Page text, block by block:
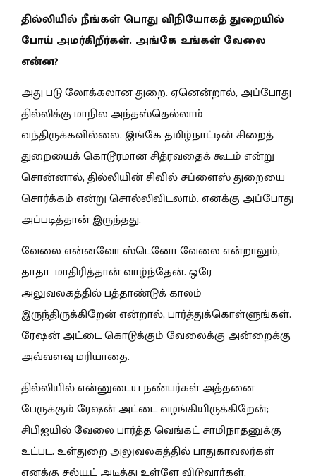
தில்லியில் நீங்கள் பொது விநியோகத் துறையில்
போய் அமர்கிறீர்கள். அங்கே உங்கள் வேலை
என்ன?
அது படு லோக்கலான துறை. ஏனென்றால், அப்போது
தில்லிக்கு மாநில அந்தஸ்தெல்லாம்
வந்திருக்கவில்லை. இங்கே தமிழ்நாட்டின் சிறைத்
துறையைக் கொடூரமான சித்ரவதைக் கூடம் என்று
சொன்னால், தில்லியின் சிவில் சப்ளைஸ் துறையை
சொர்க்கம் என்று சொல்லிவிடலாம். எனக்கு அப்போது
அப்படித்தான் இருந்தது.
வேலை என்னவோ ஸ்டெனோ வேலை என்றாலும்,
தாதா மாதிரித்தான் வாழ்ந்தேன். ஒரே
அலுவலகத்தில் பத்தாண்டுக் காலம்
இருந்திருக்கிறேன் என்றால், பார்த்துக்கொள்ளுங்கள்.
ரேஷன் அட்டை கொடுக்கும் வேலைக்கு அன்றைக்கு
அவ்வளவு மரியாதை.
தில்லியில் என்னுடைய நண்பர்கள் அத்தனை
பேருக்கும் ரேஷன் அட்டை வழங்கியிருக்கிறேன்;
சிபிஐயில் வேலை பார்த்த வெங்கட் சாமிநாதனுக்கு
உட்பட. உள்துறை அலுவலகத்தில் பாதுகாவலர்கள்